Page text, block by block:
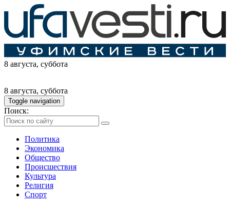
8 августа, суббота
8 августа, суббота
Toggle navigation
Поиск:
Политика
Экономика
Общество
Происшествия
Культура
Религия
Спорт